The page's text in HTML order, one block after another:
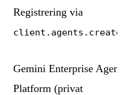
Registrering via
Gemini Enterprise Agent
Platform (privat